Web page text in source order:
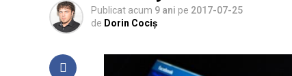
Publicat acum 9 ani pe 2017-07-25
de Dorin Cociș